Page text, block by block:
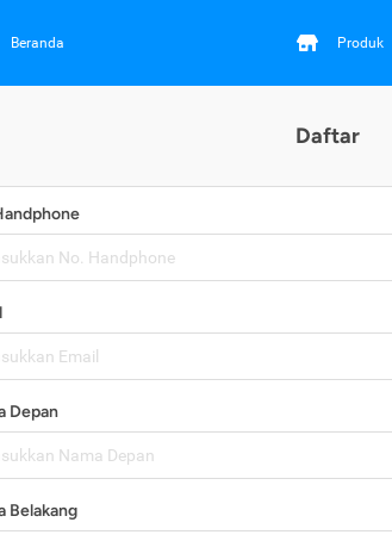
Beranda Produk
Daftar
Depan
Belakang